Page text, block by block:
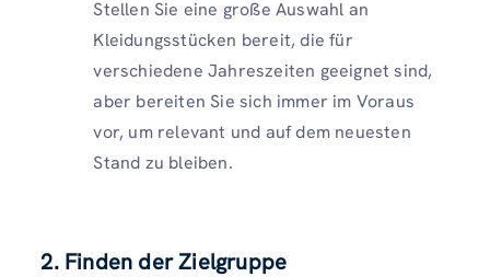
Stellen Sie eine große Auswahl an
Kleidungsstücken bereit, die für
verschiedene Jahreszeiten geeignet sind,
aber bereiten Sie sich immer im Voraus
vor, um relevant und auf dem neuesten
Stand zu bleiben.
2. Finden der Zielgruppe